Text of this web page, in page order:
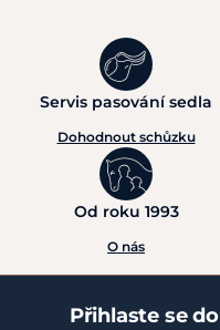
Servis pasování sedla
Dohodnout schůzku
Od roku 1993
O nás
Přihlaste se